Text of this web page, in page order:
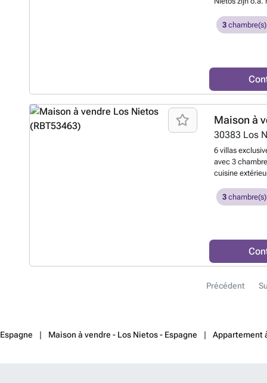
strand, groot
3chambre(s)
Maison à
30383 Los
6 villas
avec 3
cuisine
et
équipée, avec
rangement
préinstallée
idyllique à
récréatives,
Nietos est une
3chambre(s)
Précédent
Maison à vendre - Los Nietos - Espagne Appartement